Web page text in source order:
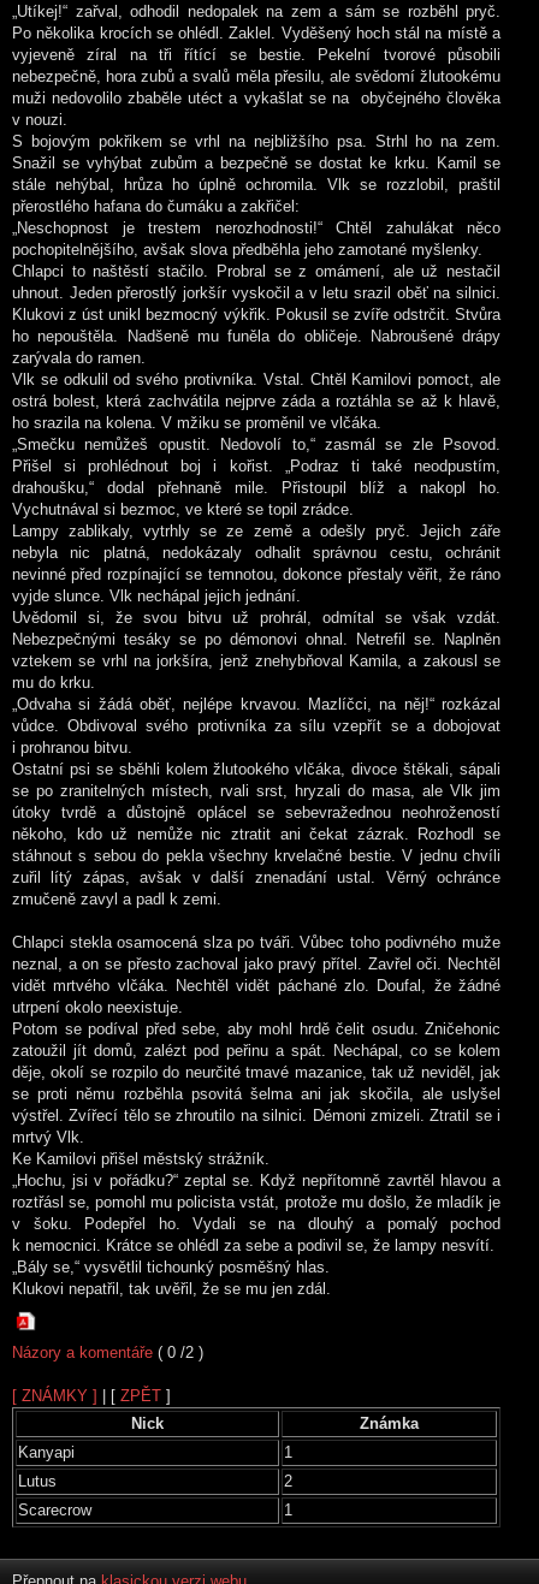
„Utíkej!“ zařval, odhodil nedopalek na zem a sám se rozběhl pryč.
Po několika krocích se ohlédl. Zaklel. Vyděšený hoch stál na místě a
vyjeveně zíral na tři řítící se bestie. Pekelní tvorové působili
nebezpečně, hora zubů a svalů měla přesilu, ale svědomí žlutookému
muži nedovolilo zbaběle utéct a vykašlat se na obyčejného člověka
v nouzi.
S bojovým pokřikem se vrhl na nejbližšího psa. Strhl ho na zem.
Snažil se vyhýbat zubům a bezpečně se dostat ke krku. Kamil se
stále nehýbal, hrůza ho úplně ochromila. Vlk se rozzlobil, praštil
přerostlého hafana do čumáku a zakřičel:
„Neschopnost je trestem nerozhodnosti!“ Chtěl zahulákat něco
pochopitelnějšího, avšak slova předběhla jeho zamotané myšlenky.
Chlapci to naštěstí stačilo. Probral se z omámení, ale už nestačil
uhnout. Jeden přerostlý jorkšír vyskočil a v letu srazil oběť na silnici.
Klukovi z úst unikl bezmocný výkřik. Pokusil se zvíře odstrčit. Stvůra
ho nepouštěla. Nadšeně mu funěla do obličeje. Nabroušené drápy
zarývala do ramen.
Vlk se odkulil od svého protivníka. Vstal. Chtěl Kamilovi pomoct, ale
ostrá bolest, která zachvátila nejprve záda a roztáhla se až k hlavě,
ho srazila na kolena. V mžiku se proměnil ve vlčáka.
„Smečku nemůžeš opustit. Nedovolí to,“ zasmál se zle Psovod.
Přišel si prohlédnout boj i kořist. „Podraz ti také neodpustím,
drahoušku,“ dodal přehnaně mile. Přistoupil blíž a nakopl ho.
Vychutnával si bezmoc, ve které se topil zrádce.
Lampy zablikaly, vytrhly se ze země a odešly pryč. Jejich záře
nebyla nic platná, nedokázaly odhalit správnou cestu, ochránit
nevinné před rozpínající se temnotou, dokonce přestaly věřit, že ráno
vyjde slunce. Vlk nechápal jejich jednání.
Uvědomil si, že svou bitvu už prohrál, odmítal se však vzdát.
Nebezpečnými tesáky se po démonovi ohnal. Netrefil se. Naplněn
vztekem se vrhl na jorkšíra, jenž znehybňoval Kamila, a zakousl se
mu do krku.
„Odvaha si žádá oběť, nejlépe krvavou. Mazlíčci, na něj!“ rozkázal
vůdce. Obdivoval svého protivníka za sílu vzepřít se a dobojovat
i prohranou bitvu.
Ostatní psi se sběhli kolem žlutookého vlčáka, divoce štěkali, sápali
se po zranitelných místech, rvali srst, hryzali do masa, ale Vlk jim
útoky tvrdě a důstojně oplácel se sebevražednou neohrožeností
někoho, kdo už nemůže nic ztratit ani čekat zázrak. Rozhodl se
stáhnout s sebou do pekla všechny krvelačné bestie. V jednu chvíli
zuřil lítý zápas, avšak v další znenadání ustal. Věrný ochránce
zmučeně zavyl a padl k zemi.
Chlapci stekla osamocená slza po tváři. Vůbec toho podivného muže
neznal, a on se přesto zachoval jako pravý přítel. Zavřel oči. Nechtěl
vidět mrtvého vlčáka. Nechtěl vidět páchané zlo. Doufal, že žádné
utrpení okolo neexistuje.
Potom se podíval před sebe, aby mohl hrdě čelit osudu. Zničehonic
zatoužil jít domů, zalézt pod peřinu a spát. Nechápal, co se kolem
děje, okolí se rozpilo do neurčité tmavé mazanice, tak už neviděl, jak
se proti němu rozběhla psovitá šelma ani jak skočila, ale uslyšel
výstřel. Zvířecí tělo se zhroutilo na silnici. Démoni zmizeli. Ztratil se i
mrtvý Vlk.
Ke Kamilovi přišel městský strážník.
„Hochu, jsi v pořádku?“ zeptal se. Když nepřítomně zavrtěl hlavou a
roztřásl se, pomohl mu policista vstát, protože mu došlo, že mladík je
v šoku. Podepřel ho. Vydali se na dlouhý a pomalý pochod
k nemocnici. Krátce se ohlédl za sebe a podivil se, že lampy nesvítí.
„Bály se,“ vysvětlil tichounký posměšný hlas.
Klukovi nepatřil, tak uvěřil, že se mu jen zdál.
Názory a komentáře ( 0 /2 )
[ ZNÁMKY ] | [ ZPĚT ]
Nick
Známka
Kanyapi
1
Lutus
2
Scarecrow
1